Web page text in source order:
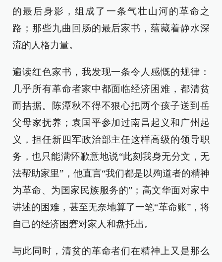
的最后身影，组成了一条气壮山河的革命之
路；那些九曲回肠的最后家书，蕴藏着静水深
流的人格力量。
遍读红色家书，我发现一条令人感慨的规律：
几乎所有革命者家中都面临经济困难，都清贫
而拮据。陈潭秋不得不狠心把两个孩子送到岳
父母家抚养；袁国平参加过南昌起义和广州起
义，担任新四军政治部主任这样高级的领导职
务，也只能满怀歉意地说“此刻我身无分文，无
法帮助家里”，他直言“我们都是以殉道者的精神
为革命、为国家民族服务的”；高文华面对家中
讲述的困难，甚至无奈地算了一笔“革命账”，将
自己的经济困窘对家人和盘托出。
与此同时，清贫的革命者们在精神上又是那么